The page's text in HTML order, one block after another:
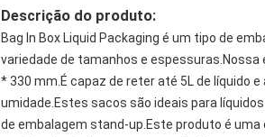
Descrição do produto:
Bag In Box Liquid Packaging é um tipo de
variedade de tamanhos e
* 330 mm.É capaz de reter até 5L de líquido
umidade.Estes sacos são ideais para
de embalagem stand-up.Este produto é